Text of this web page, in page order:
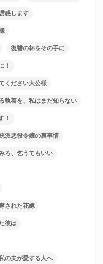
惑します
復讐の杯をその手に
！
ください大公様
執着を、私はまだ知らない
！
派悪役令嬢の裏事情
ろ、乞うてもいい
された花嫁
彼は
の夫が愛する人へ